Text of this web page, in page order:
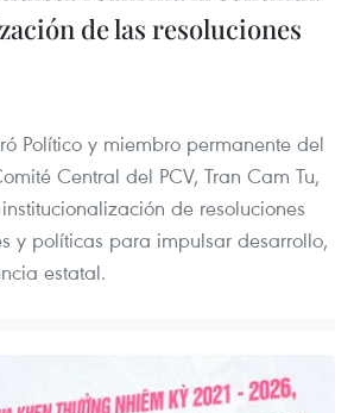
de las resoluciones
Político y miembro permanente del
Central del PCV, Tran Cam Tu,
de resoluciones
y políticas para impulsar desarrollo,
estatal.